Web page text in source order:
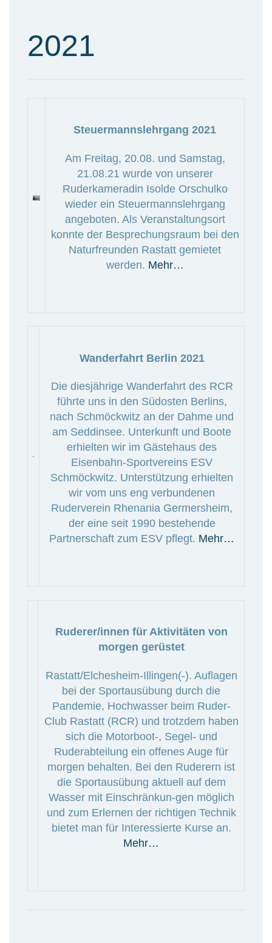
2021
Steuermannslehrgang 2021
Am Freitag, 20.08. und Samstag,
21.08.21 wurde von unserer
Ruderkameradin Isolde Orschulko
wieder ein Steuermannslehrgang
angeboten. Als Veranstaltungsort
konnte der Besprechungsraum bei den
Naturfreunden Rastatt gemietet
werden. Mehr…
Wanderfahrt Berlin 2021
Die diesjährige Wanderfahrt des RCR
führte uns in den Südosten Berlins,
nach Schmöckwitz an der Dahme und
am Seddinsee. Unterkunft und Boote
erhielten wir im Gästehaus des
Eisenbahn-Sportvereins ESV
Schmöckwitz. Unterstützung erhielten
wir vom uns eng verbundenen
Ruderverein Rhenania Germersheim,
der eine seit 1990 bestehende
Partnerschaft zum ESV pflegt. Mehr…
Ruderer/innen für Aktivitäten von
morgen gerüstet
Rastatt/Elchesheim-Illingen(-). Auflagen
bei der Sportausübung durch die
Pandemie, Hochwasser beim Ruder-
Club Rastatt (RCR) und trotzdem haben
sich die Motorboot-, Segel- und
Ruderabteilung ein offenes Auge für
morgen behalten. Bei den Ruderern ist
die Sportausübung aktuell auf dem
Wasser mit Einschränkun-gen möglich
und zum Erlernen der richtigen Technik
bietet man für Interessierte Kurse an.
Mehr…